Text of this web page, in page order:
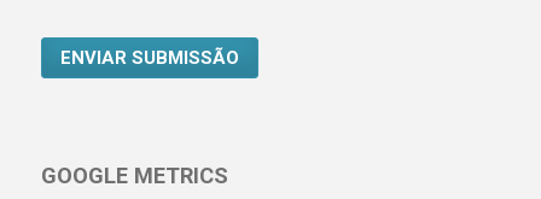
ENVIAR SUBMISSÃO
GOOGLE METRICS